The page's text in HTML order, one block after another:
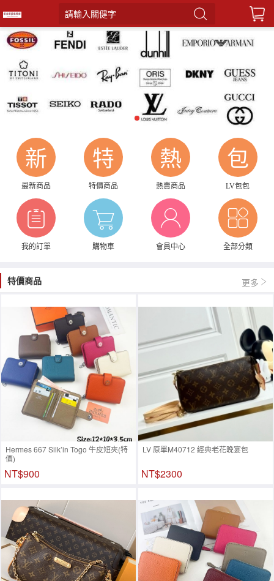
請輸入關健字
新
最新商品
特
特價商品
熱
熱賣商品
包
LV包包
我的訂單 購物車 會員中心 全部分類
特價商品 更多
Hermes 667 Silk’in Togo 牛皮短夾(特
價)
NT$900
LV 原單M40712 經典老花晚宴包
NT$2300